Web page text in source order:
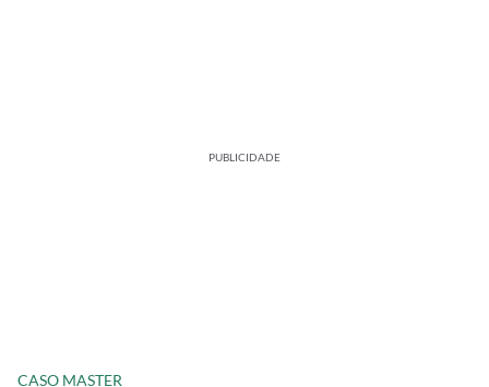
PUBLICIDADE
CASO MASTER